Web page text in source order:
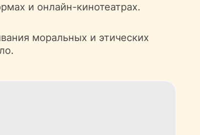
и онлайн-кинотеатрах.
моральных и этических